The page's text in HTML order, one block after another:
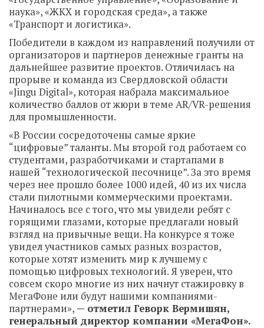
наука», «ЖКХ и городская среда», а также
«Транспорт и логистика».
Победители в каждом из направлений получили от
организаторов и партнеров денежные гранты на
дальнейшее развитие проектов. Отличилась на
прорыве и команда из Свердловской области
«Jingu Digital», которая набрала максимальное
количество баллов от жюри в теме AR/VR-решения
для промышленности.
«В России сосредоточены самые яркие
“цифровые” таланты. Мы второй год работаем со
студентами, разработчиками и стартапами в
нашей “технологической песочнице”. За это время
через нее прошло более 1000 идей, 40 из их числа
стали пилотными коммерческими проектами.
Начиналось все с того, что мы увидели ребят с
горящими глазами, которые предлагали новый
взгляд на привычные вещи. На конкурсе я тоже
увидел участников самых разных возрастов,
которые хотят изменить мир к лучшему с
помощью цифровых технологий. Я уверен, что
совсем скоро многие из них начнут стажировку в
МегаФоне или будут нашими компаниями-
партнерами», — отметил Геворк Вермишян,
генеральный директор компании «МегаФон».